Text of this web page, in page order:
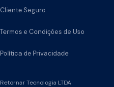
Cliente Seguro
Termos e Condições de Uso
Política de Privacidade
Retornar Tecnologia LTDA